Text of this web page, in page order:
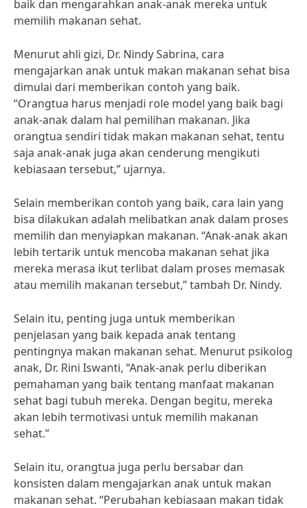
baik dan mengarahkan anak-anak mereka untuk
memilih makanan sehat.
Menurut ahli gizi, Dr. Nindy Sabrina, cara
mengajarkan anak untuk makan makanan sehat bisa
dimulai dari memberikan contoh yang baik.
“Orangtua harus menjadi role model yang baik bagi
anak-anak dalam hal pemilihan makanan. Jika
orangtua sendiri tidak makan makanan sehat, tentu
saja anak-anak juga akan cenderung mengikuti
kebiasaan tersebut,” ujarnya.
Selain memberikan contoh yang baik, cara lain yang
bisa dilakukan adalah melibatkan anak dalam proses
memilih dan menyiapkan makanan. “Anak-anak akan
lebih tertarik untuk mencoba makanan sehat jika
mereka merasa ikut terlibat dalam proses memasak
atau memilih makanan tersebut,” tambah Dr. Nindy.
Selain itu, penting juga untuk memberikan
penjelasan yang baik kepada anak tentang
pentingnya makan makanan sehat. Menurut psikolog
anak, Dr. Rini Iswanti, “Anak-anak perlu diberikan
pemahaman yang baik tentang manfaat makanan
sehat bagi tubuh mereka. Dengan begitu, mereka
akan lebih termotivasi untuk memilih makanan
sehat.”
Selain itu, orangtua juga perlu bersabar dan
konsisten dalam mengajarkan anak untuk makan
makanan sehat. “Perubahan kebiasaan makan tidak